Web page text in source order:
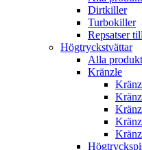
Dirtkiller
Turbokiller
Repsatser
Högtryckstvättar
Alla
Kränzle